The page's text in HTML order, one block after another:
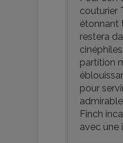
couturier
étonnant
restera
partition
pour
Finch
avec une